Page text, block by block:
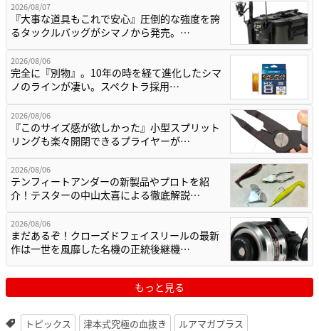
2026/08/07
『大事な道具もこれで安心』圧倒的な強度を誇
るタックルバッグがシマノから発売。…
2026/08/06
完全に『別物』。10年の時を経て進化したシマ
ノのラインが凄い。スペクトラ採用…
2026/08/06
『このサイズ感が欲しかった』小型スプリット
リングも楽々開閉できるプライヤーが…
2026/08/06
テンフィートアンダーの新製品やプロトを紹
介！テスターの中山太喜による徹底解説…
2026/08/06
まだあるぞ！クローズドフェイスリールの最新
作は一世を風靡した名機の正統後継機…
もっと見る
トピックス 津本式究極の血抜き ルアマガプラス